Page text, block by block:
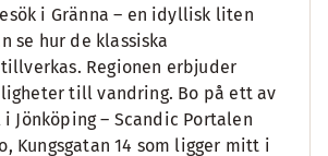
i Gränna – en idyllisk liten
se hur de klassiska
Regionen erbjuder
till vandring. Bo på ett av
Jönköping – Scandic Portalen
Kungsgatan 14 som ligger mitt i